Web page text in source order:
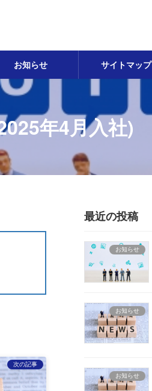
お知らせ サイトマップ
年4月入社)
次の記事
最近の投稿
お知らせ
お知らせ
お知らせ